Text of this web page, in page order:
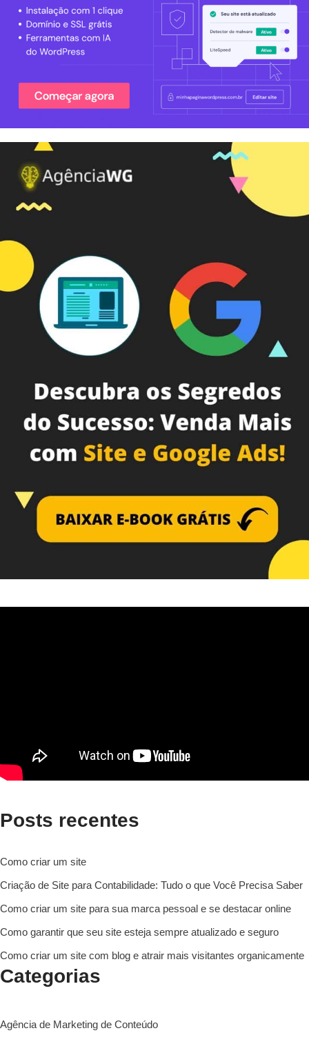
Posts recentes
Como criar um site
Criação de Site para Contabilidade: Tudo o que Você Precisa Saber
Como criar um site para sua marca pessoal e se destacar online
Como garantir que seu site esteja sempre atualizado e seguro
Como criar um site com blog e atrair mais visitantes organicamente
Categorias
Agência de Marketing de Conteúdo